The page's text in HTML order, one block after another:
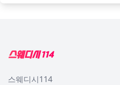
스웨디시114